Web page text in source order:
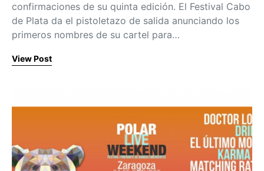
confirmaciones de su quinta edición. El Festival Cabo
de Plata da el pistoletazo de salida anunciando los
primeros nombres de su cartel para…
View Post